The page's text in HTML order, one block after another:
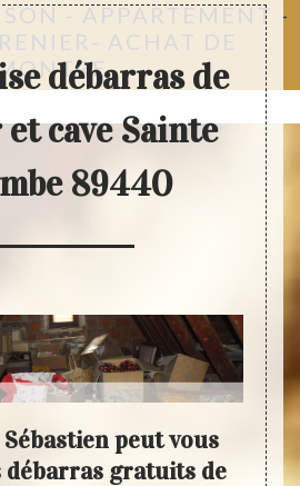
- APPARTEMENT -
ACHAT DE
débarras de
cave Sainte
89440
peut vous
débarras gratuits de